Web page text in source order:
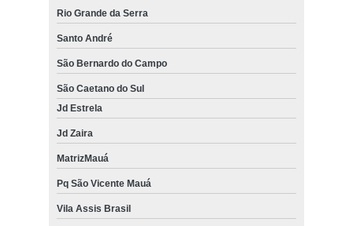
Rio Grande da Serra
Santo André
São Bernardo do Campo
São Caetano do Sul
Jd Estrela
Jd Zaira
MatrizMauá
Pq São Vicente Mauá
Vila Assis Brasil